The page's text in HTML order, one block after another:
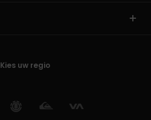
Kies uw regio